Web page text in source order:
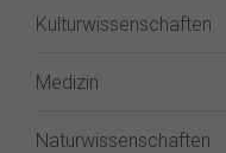
Kulturwissenschaften
Medizin
Naturwissenschaften